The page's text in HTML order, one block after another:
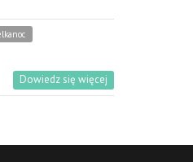
Dowiedz się więcej